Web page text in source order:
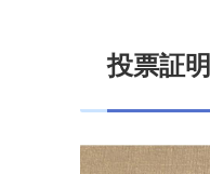
投票証